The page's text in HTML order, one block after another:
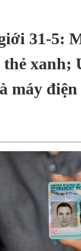
31-5:
xanh;
máy